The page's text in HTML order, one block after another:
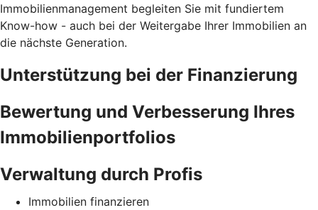
Immobilienmanagement begleiten Sie mit fundiertem
Know-how - auch bei der Weitergabe Ihrer Immobilien an
die nächste Generation.
Unterstützung bei der Finanzierung
Bewertung und Verbesserung Ihres
Immobilienportfolios
Verwaltung durch Profis
Immobilien finanzieren